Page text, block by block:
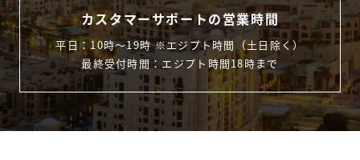
カスタマーサポートの営業時間
平日：10時〜19時 ※エジプト時間（土日除く）
最終受付時間：エジプト時間18時まで